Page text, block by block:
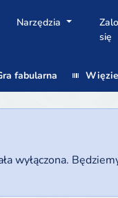
Narzędzia
się
fabularna
wyłączona.